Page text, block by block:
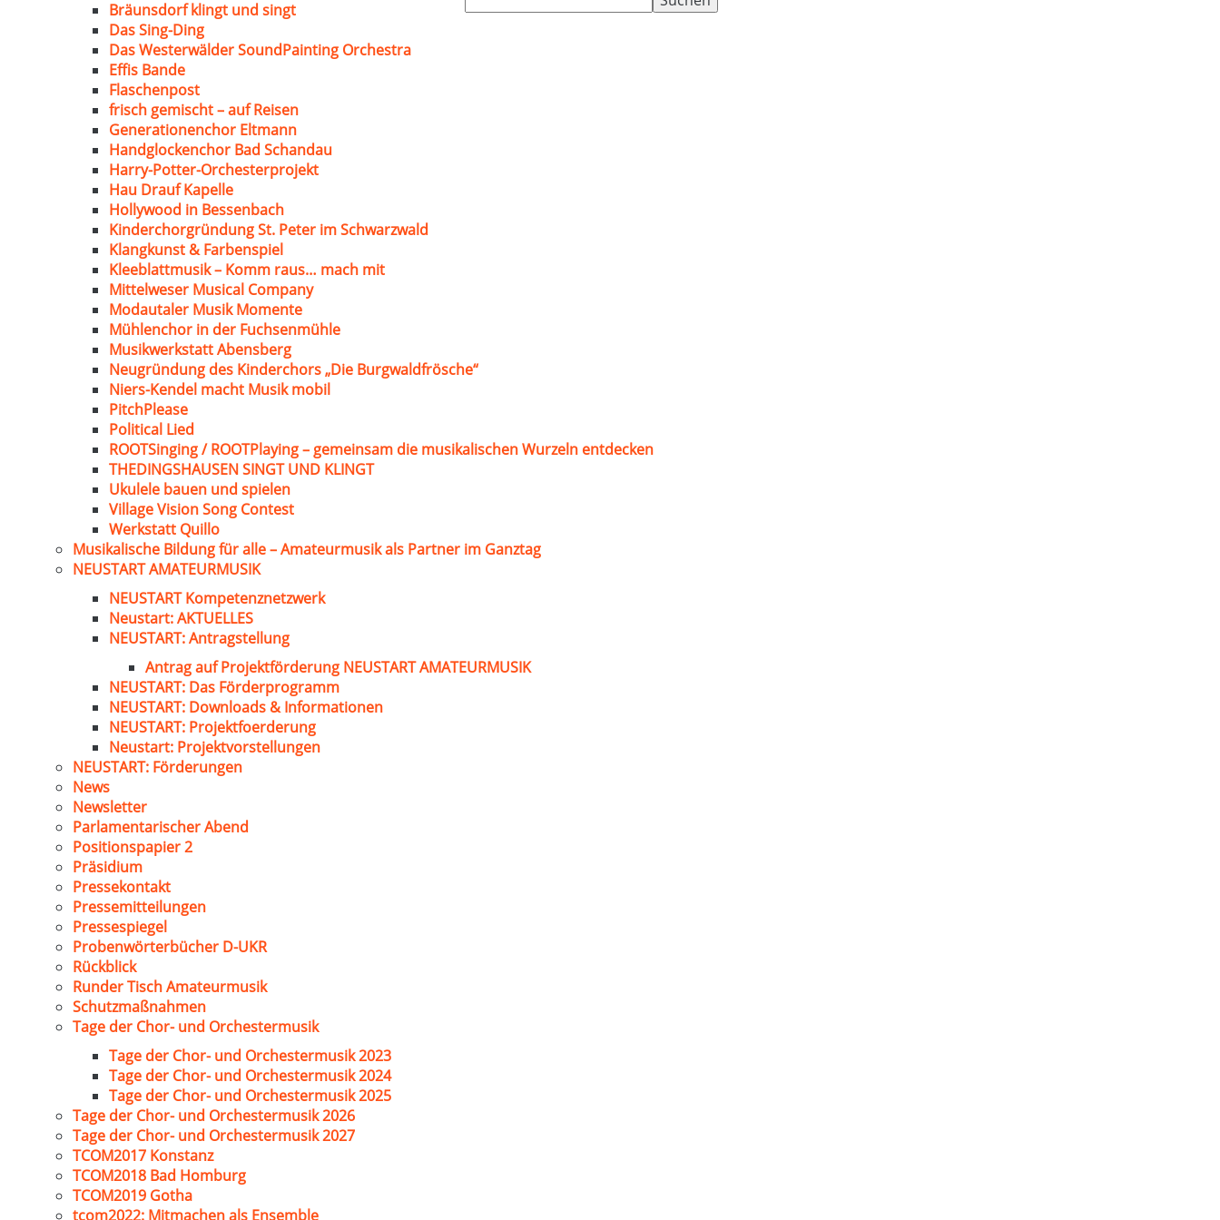
nach:
Bräunsdorf klingt und singt
Das Sing-Ding
Das Westerwälder SoundPainting Orchestra
Effis Bande
Flaschenpost
frisch gemischt – auf Reisen
Generationenchor Eltmann
Handglockenchor Bad Schandau
Harry-Potter-Orchesterprojekt
Hau Drauf Kapelle
Hollywood in Bessenbach
Kinderchorgründung St. Peter im Schwarzwald
Klangkunst & Farbenspiel
Kleeblattmusik – Komm raus… mach mit
Mittelweser Musical Company
Modautaler Musik Momente
Mühlenchor in der Fuchsenmühle
Musikwerkstatt Abensberg
Neugründung des Kinderchors „Die Burgwaldfrösche“
Niers-Kendel macht Musik mobil
PitchPlease
Political Lied
ROOTSinging / ROOTPlaying – gemeinsam die musikalischen Wurzeln entdecken
THEDINGSHAUSEN SINGT UND KLINGT
Ukulele bauen und spielen
Village Vision Song Contest
Werkstatt Quillo
Musikalische Bildung für alle – Amateurmusik als Partner im Ganztag
NEUSTART AMATEURMUSIK
NEUSTART Kompetenznetzwerk
Neustart: AKTUELLES
NEUSTART: Antragstellung
Antrag auf Projektförderung NEUSTART AMATEURMUSIK
NEUSTART: Das Förderprogramm
NEUSTART: Downloads & Informationen
NEUSTART: Projektfoerderung
Neustart: Projektvorstellungen
NEUSTART: Förderungen
News
Newsletter
Parlamentarischer Abend
Positionspapier 2
Präsidium
Pressekontakt
Pressemitteilungen
Pressespiegel
Probenwörterbücher D-UKR
Rückblick
Runder Tisch Amateurmusik
Schutzmaßnahmen
Tage der Chor- und Orchestermusik
Tage der Chor- und Orchestermusik 2023
Tage der Chor- und Orchestermusik 2024
Tage der Chor- und Orchestermusik 2025
Tage der Chor- und Orchestermusik 2026
Tage der Chor- und Orchestermusik 2027
TCOM2017 Konstanz
TCOM2018 Bad Homburg
TCOM2019 Gotha
tcom2022: Mitmachen als Ensemble